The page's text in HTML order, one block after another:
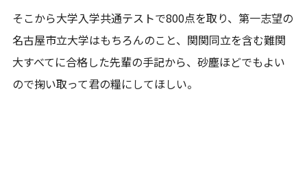
そこから大学入学共通テストで800点を取り、第一志望の
名古屋市立大学はもちろんのこと、関関同立を含む難関
大すべてに合格した先輩の手記から、砂塵ほどでもよい
ので掬い取って君の糧にしてほしい。